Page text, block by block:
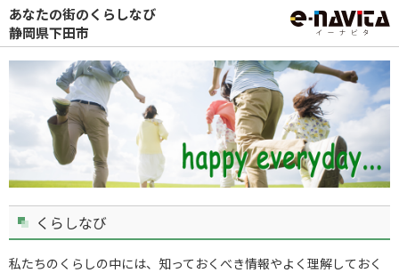
あなたの街のくらしなび
静岡県下田市
くらしなび
私たちのくらしの中には、知っておくべき情報やよく理解しておく